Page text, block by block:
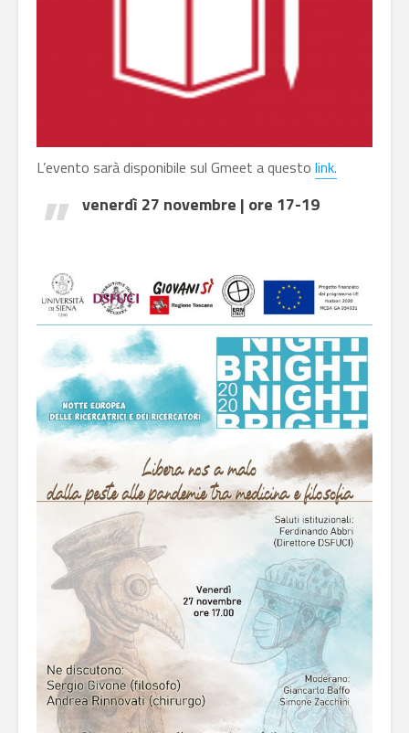
L’evento sarà disponibile sul Gmeet a questo link.
venerdì 27 novembre | ore 17-19